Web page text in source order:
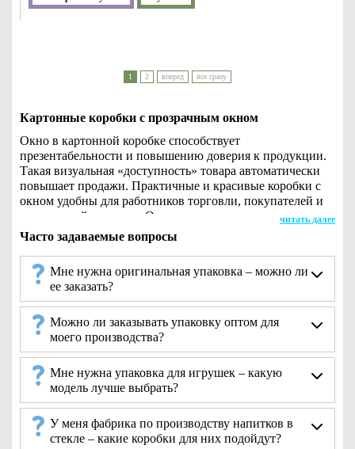
1 2 вперед все сразу
Картонные коробки с прозрачным окном
Окно в картонной коробке способствует
презентабельности и повышению доверия к продукции.
Такая визуальная «доступность» товара автоматически
повышает продажи. Практичные и красивые коробки с
окном удобны для работников торговли, покупателей и
получателей презента. Они акцентируют внимание на
содержимом, выделяя конкретный товар среди других.
Востребованность такой упаковки связана с
безопасностью, надежностью и универсальностью. Ее
широко используют производители кондитерских
изделий, игрушек, сувениров, посуды, текстиля,
бижутерии, галантереи, парфюмерно-косметической
продукции, элитного алкоголя и т. д. По оценкам
маркетинговых агентств, возможность рассмотреть
«товар лицом» на 20-25% увеличивает продажи. В
широком ассортименте компании «Фабрика Упаковки»
обязательно найдется вариант, подходящий для
конкретной продукции. Возможна разработка коробки с
прозрачным окном, крышкой и / или стенкой под
конкретные требования заказчика. Картон подходит для
читать далее
Часто задаваемые вопросы
Мне нужна оригинальная упаковка – можно ли
ее заказать?
Можно ли заказывать упаковку оптом для
моего производства?
Мне нужна упаковка для игрушек – какую
модель лучше выбрать?
У меня фабрика по производству напитков в
стекле – какие коробки для них подойдут?